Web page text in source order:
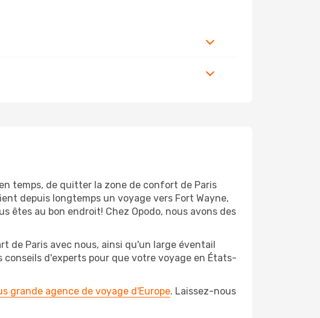
temps, de quitter la zone de confort de Paris
depuis longtemps un voyage vers Fort Wayne,
au bon endroit! Chez Opodo, nous avons des
de Paris avec nous, ainsi qu'un large éventail
d'experts pour que votre voyage en États-
grande agence de voyage d'Europe. Laissez-nous